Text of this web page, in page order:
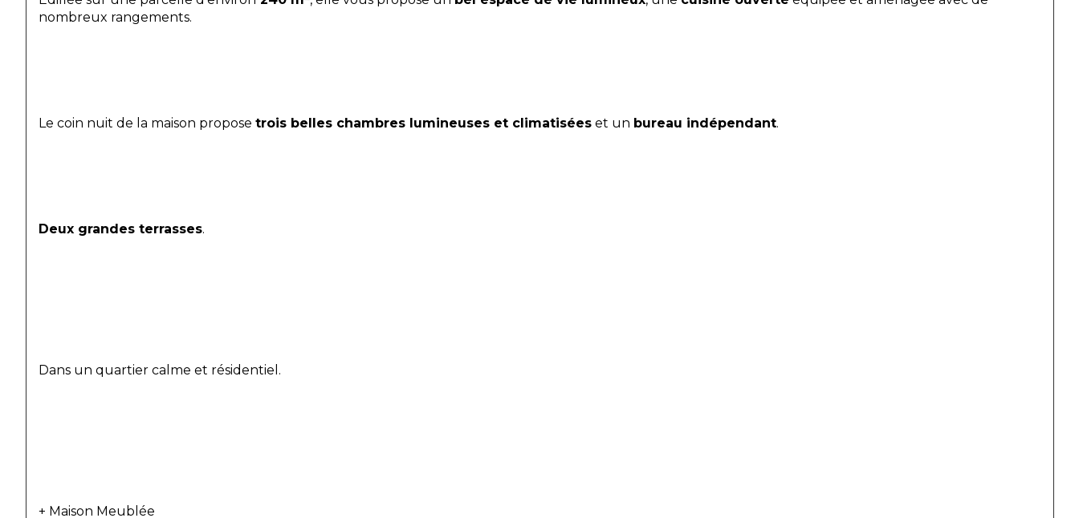
nombreux rangements.
Le coin nuit de la maison propose trois belles chambres lumineuses et climatisées et un bureau indépendant.
Deux grandes terrasses.
Dans un quartier calme et résidentiel.
+ Maison Meublée